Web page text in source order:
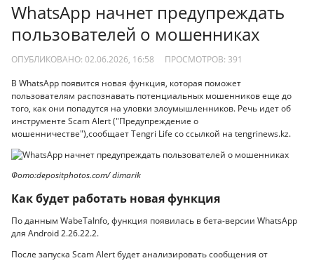
WhatsApp начнет предупреждать
пользователей о мошенниках
ОПУБЛИКОВАНО: 02.06.2026, 16:58 ПРОСМОТРОВ: 391
В WhatsApp появится новая функция, которая поможет
пользователям распознавать потенциальных мошенников еще до
того, как они попадутся на уловки злоумышленников. Речь идет об
инструменте Scam Alert ("Предупреждение о
мошенничестве"),сообщает Tengri Life со ссылкой на tengrinews.kz.
Фото:depositphotos.com/ dimarik
Как будет работать новая функция
По данным WabeTaInfo, функция появилась в бета-версии WhatsApp
для Android 2.26.22.2.
После запуска Scam Alert будет анализировать сообщения от